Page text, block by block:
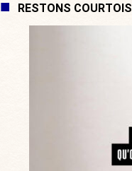
RESTONS COURTOIS